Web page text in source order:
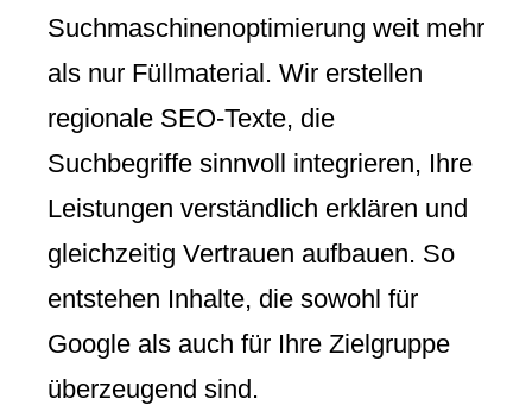
Suchmaschinenoptimierung weit mehr
als nur Füllmaterial. Wir erstellen
regionale SEO-Texte, die
Suchbegriffe sinnvoll integrieren, Ihre
Leistungen verständlich erklären und
gleichzeitig Vertrauen aufbauen. So
entstehen Inhalte, die sowohl für
Google als auch für Ihre Zielgruppe
überzeugend sind.